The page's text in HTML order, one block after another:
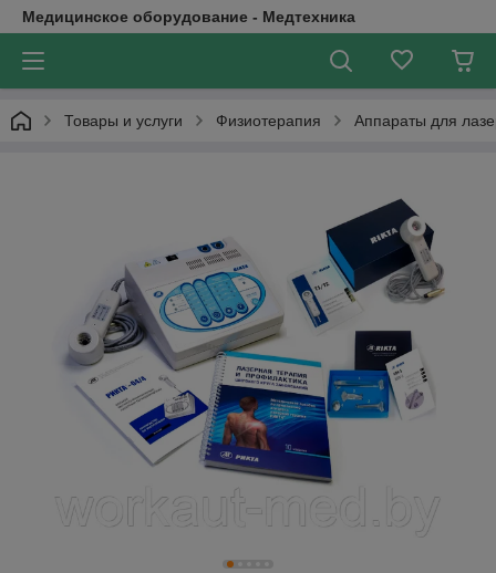
Медицинское оборудование - Медтехника
Товары и услуги Физиотерапия Аппараты для